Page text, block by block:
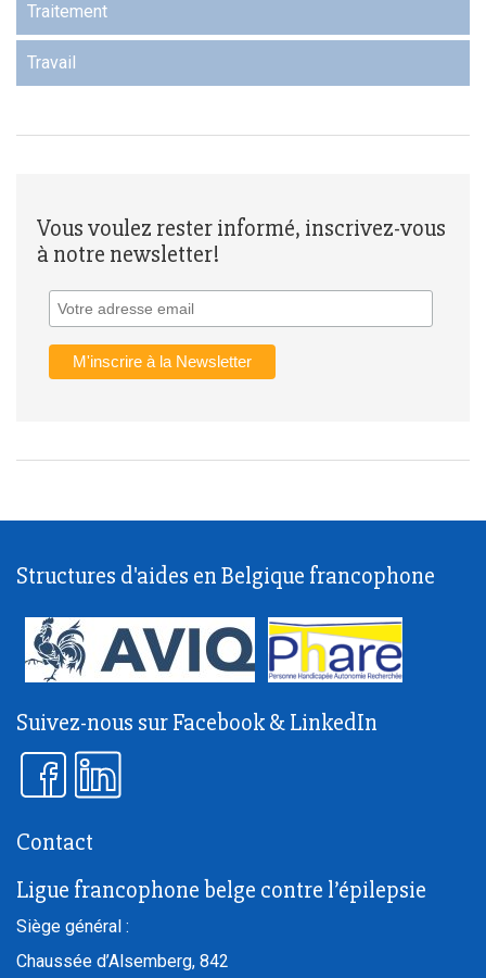
Traitement
Travail
Vous voulez rester informé, inscrivez-vous
à notre newsletter!
Structures d'aides en Belgique francophone
Suivez-nous sur Facebook & LinkedIn
Contact
Ligue francophone belge contre l’épilepsie
Siège général :
Chaussée d’Alsemberg, 842